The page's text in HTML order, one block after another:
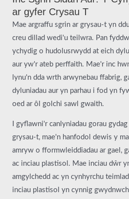
ar gyfer Crysau T
Mae argraffu sgrin ar grysau-t yn
creu dillad wedi'u teilwra. Pan
ychydig o hudolusrwydd at eich
aur yw'r ateb perffaith. Mae'r inc
lynu'n dda wrth arwynebau ffabrig,
dyluniadau aur yn parhau i fod yn
oed ar ôl golchi sawl gwaith.
I gyflawni'r canlyniadau gorau
grysau-t, mae'n hanfodol dewis y
amryw o fformwleiddiadau ar gael,
ac inciau plastisol. Mae inciau dŵr
amgylchedd ac yn cynhyrchu
inciau plastisol yn cynnig